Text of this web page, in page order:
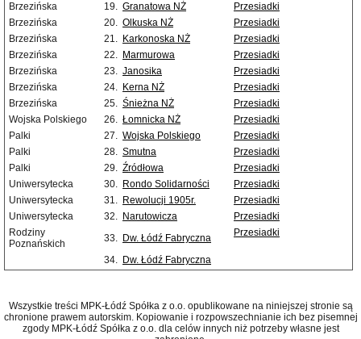
Brzezińska
19. Granatowa NŻ
Przesiadki
Brzezińska
20. Olkuska NŻ
Przesiadki
Brzezińska
21. Karkonoska NŻ
Przesiadki
Brzezińska
22. Marmurowa
Przesiadki
Brzezińska
23. Janosika
Przesiadki
Brzezińska
24. Kerna NŻ
Przesiadki
Brzezińska
25. Śnieżna NŻ
Przesiadki
Wojska Polskiego
26. Łomnicka NŻ
Przesiadki
Palki
27. Wojska Polskiego
Przesiadki
Palki
28. Smutna
Przesiadki
Palki
29. Źródłowa
Przesiadki
Uniwersytecka
30. Rondo Solidarności
Przesiadki
Uniwersytecka
31. Rewolucji 1905r.
Przesiadki
Uniwersytecka
32. Narutowicza
Przesiadki
Rodziny
Poznańskich
33. Dw. Łódź Fabryczna Przesiadki
34. Dw. Łódź Fabryczna
Wszystkie treści MPK-Łódź Spółka z o.o. opublikowane na niniejszej stronie są
chronione prawem autorskim. Kopiowanie i rozpowszechnianie ich bez pisemnej
zgody MPK-Łódź Spółka z o.o. dla celów innych niż potrzeby własne jest